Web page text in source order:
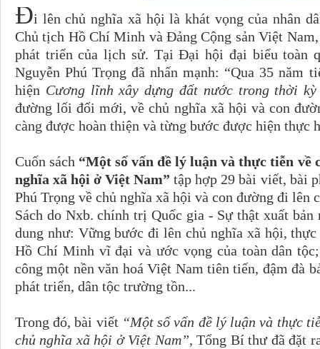
Đi lên chủ nghĩa xã hội là khát vọng của nhân
Chủ tịch Hồ Chí Minh và Đảng Cộng sản Việt
phát triển của lịch sử. Tại Đại hội đại biểu toàn
Nguyễn Phú Trọng đã nhấn mạnh: “Qua 35 năm
hiện Cương lĩnh xây dựng đất nước trong thời
đường lối đổi mới, về chủ nghĩa xã hội và con
càng được hoàn thiện và từng bước được hiện thực
Cuốn sách “Một số vấn đề lý luận và thực tiễn về
nghĩa xã hội ở Việt Nam”tập hợp 29 bài viết, bài
Phú Trọng về chủ nghĩa xã hội và con đường đi lên
Sách do Nxb. chính trị Quốc gia - Sự thật xuất
dung như: Vững bước đi lên chủ nghĩa xã hội,
Hồ Chí Minh vĩ đại và ước vọng của toàn dân
công một nền văn hoá Việt Nam tiên tiến, đậm đà
phát triển, dân tộc trường tồn...
Trong đó, bài viết “Một số vấn đề lý luận và thực
chủ nghĩa xã hội ở Việt Nam”, Tổng Bí thư đã đặt